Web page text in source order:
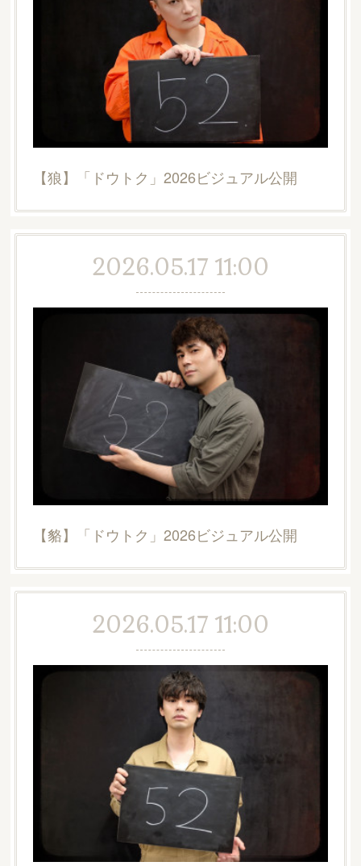
【狼】「ドウトク」2026ビジュアル公開
2026.05.17 11:00
【貉】「ドウトク」2026ビジュアル公開
2026.05.17 11:00